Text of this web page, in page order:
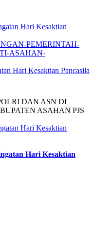
PEMERINTAH-
ASAHAN-
Hari Kesaktian Pancasila
DAN ASN DI
ASAHAN PJS
Hari Kesaktian